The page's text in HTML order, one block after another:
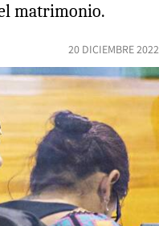
matrimonio.
20 DICIEMBRE 2022